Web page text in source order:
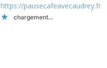
https://pausecafeavecaudrey.fr
chargement…